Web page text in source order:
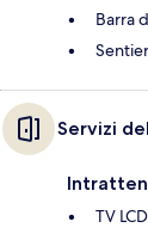
Barra
Servizi
TV